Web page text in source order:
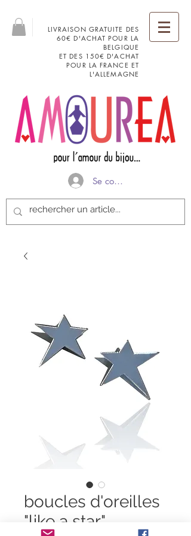
LIVRAISON GRATUITE DES
60€ D'ACHAT POUR LA
BELGIQUE
ET DES 150€ D'ACHAT
POUR LA FRANCE ET
L'ALLEMAGNE
Se connecter
boucles d'oreilles
"like a star"